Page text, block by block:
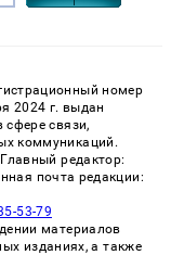
номер
2024 г. выдан
связи,
коммуникаций.
редактор:
почта редакции:
53-79
материалов
изданиях, а также